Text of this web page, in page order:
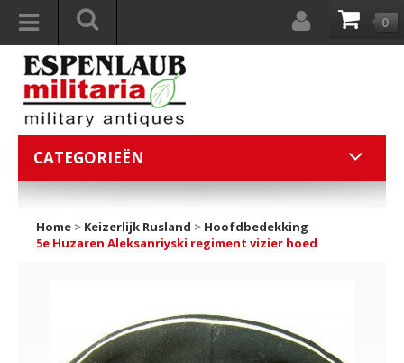
0
CATEGORIEËN
Home > Keizerlijk Rusland > Hoofdbedekking
5e Huzaren Aleksanriyski regiment vizier hoed